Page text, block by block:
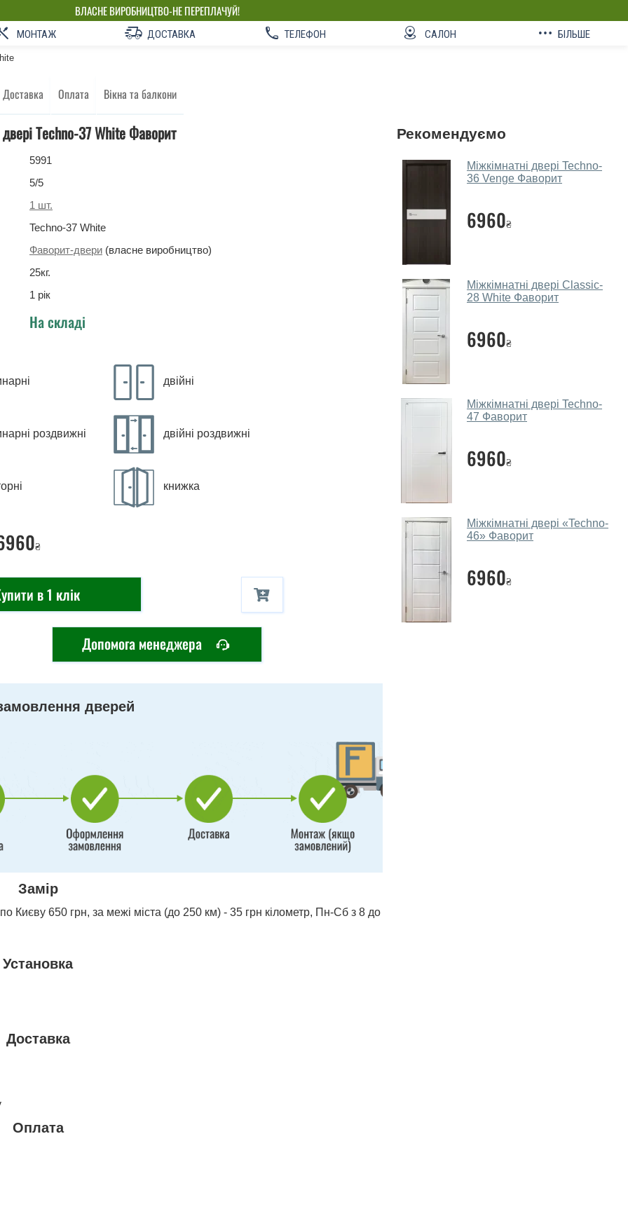
ВЛАСНЕ ВИРОБНИЦТВО-НЕ ПЕРЕПЛАЧУЙ!
МОНТАЖ ДОСТАВКА ТЕЛЕФОН САЛОН БІЛЬШЕ
Доставка Оплата Вікна та балкони
Techno-37 White Фаворит
5991
5/5
1 шт.
Techno-37 White
Фаворит-двери (власне виробництво)
25кг.
1 рік
На складі
двійні
роздвижні двійні роздвижні
книжка
₴
в 1 клік
Допомога менеджера
дверей
Замір
Києву 650 грн, за межі міста (до 250 км) - 35 грн кілометр, Пн-Сб з 8 до
Установка
Доставка
Оплата
Рекомендуємо
Міжкімнатні двері Techno-
36 Venge Фаворит
6960₴
Міжкімнатні двері Classic-
28 White Фаворит
6960₴
Міжкімнатні двері Techno-
47 Фаворит
6960₴
Міжкімнатні двері «Techno-
46»‎ Фаворит
6960₴